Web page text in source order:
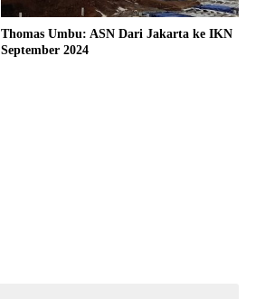
Thomas Umbu: ASN Dari Jakarta ke IKN
September 2024